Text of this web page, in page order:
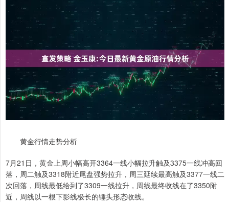
黄金行情走势分析
7月21日，黄金上周小幅高开3364一线小幅拉升触及3375一线冲高回
落，周二触及3318附近尾盘强势拉升，周三延续最高触及3377一线二
次回落，周线最低给到了3309一线拉升，周线最终收线在了3350附
近，周线以一根下影线极长的锤头形态收线。